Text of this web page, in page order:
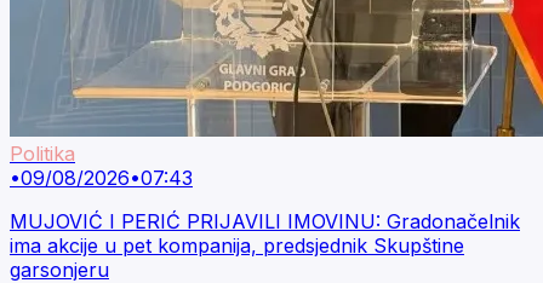
Politika
•09/08/2026•07:43
MUJOVIĆ I PERIĆ PRIJAVILI IMOVINU: Gradonačelnik
ima akcije u pet kompanija, predsjednik Skupštine
garsonjeru